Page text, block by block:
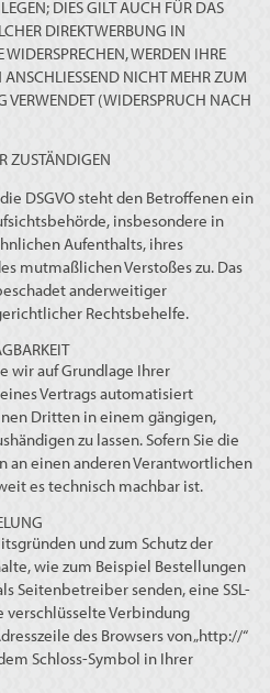
DIES GILT AUCH FÜR DAS
DIREKTWERBUNG IN
WERDEN IHRE
ANSCHLIESSEND NICHT MEHR ZUM
VERWENDET (WIDERSPRUCH NACH
ZUSTÄNDIGEN
DSGVO steht den Betroffenen ein
insbesondere in
Aufenthalts, ihres
mutmaßlichen Verstoßes zu. Das
anderweitiger
Rechtsbehelfe.
wir auf Grundlage Ihrer
Vertrags automatisiert
Dritten in einem gängigen,
zu lassen. Sofern Sie die
an einen anderen Verantwortlichen
es technisch machbar ist.
und zum Schutz der
wie zum Beispiel Bestellungen
Seitenbetreiber senden, eine SSL-
verschlüsselte Verbindung
des Browsers von „http://“
Schloss-Symbol in Ihrer